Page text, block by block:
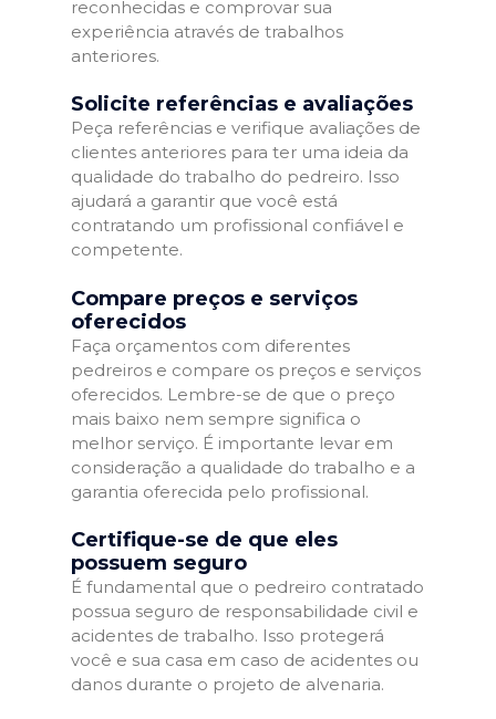
reconhecidas e comprovar sua
experiência através de trabalhos
anteriores.
Solicite referências e avaliações
Peça referências e verifique avaliações de
clientes anteriores para ter uma ideia da
qualidade do trabalho do pedreiro. Isso
ajudará a garantir que você está
contratando um profissional confiável e
competente.
Compare preços e serviços
oferecidos
Faça orçamentos com diferentes
pedreiros e compare os preços e serviços
oferecidos. Lembre-se de que o preço
mais baixo nem sempre significa o
melhor serviço. É importante levar em
consideração a qualidade do trabalho e a
garantia oferecida pelo profissional.
Certifique-se de que eles
possuem seguro
É fundamental que o pedreiro contratado
possua seguro de responsabilidade civil e
acidentes de trabalho. Isso protegerá
você e sua casa em caso de acidentes ou
danos durante o projeto de alvenaria.